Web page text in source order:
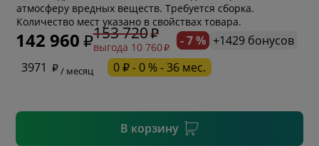
атмосферу вредных веществ. Требуется сборка.
Количество мест указано в свойствах товара.
142 960 153 720
выгода 10 760 - 7 % +1429 бонусов
3971
/ месяц 0 ₽ - 0 % - 36 мес.
В корзину
* обязательное поле
* необязательное поле